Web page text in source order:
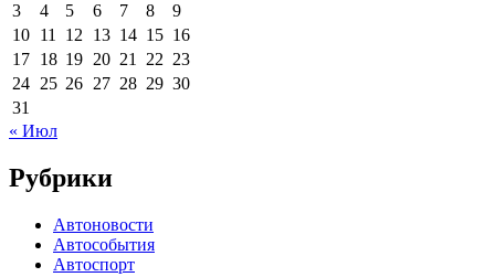
3
4 5 6 7 8
9
10 11 12 13 14 15 16
17 18 19 20 21 22 23
24 25 26 27 28 29 30
31
« Июл
Рубрики
Автоновости
Автособытия
Автоспорт